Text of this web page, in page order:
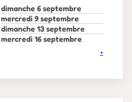
dimanche 6 septembre
mercredi 9 septembre
dimanche 13 septembre
mercredi 16 septembre
+